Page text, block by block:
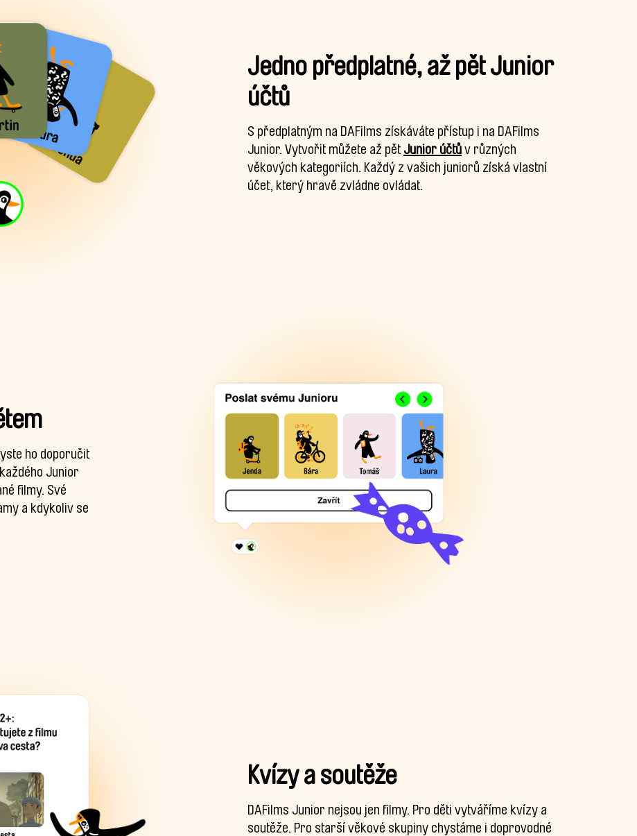
Jedno předplatné, až pět Junior
účtů
S předplatným na DAFilms získáváte přístup i na DAFilms
Junior. Vytvořit můžete až pět Junior účtů v různých
věkových kategoriích. Každý z vašich juniorů získá vlastní
účet, který hravě zvládne ovládat.
ho doporučit
Junior
filmy. Své
a kdykoliv se
Kvízy a soutěže
DAFilms Junior nejsou jen filmy. Pro děti vytváříme kvízy a
soutěže. Pro starší věkové skupiny chystáme i doprovodné